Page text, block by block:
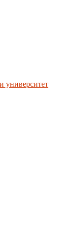
университет